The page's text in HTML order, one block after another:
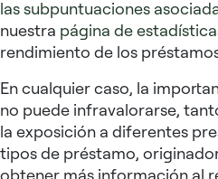
las subpuntuaciones
nuestra página de
rendimiento de los
En cualquier caso, la
no puede infravalorarse,
la exposición a diferentes
tipos de préstamo,
obtener más información al